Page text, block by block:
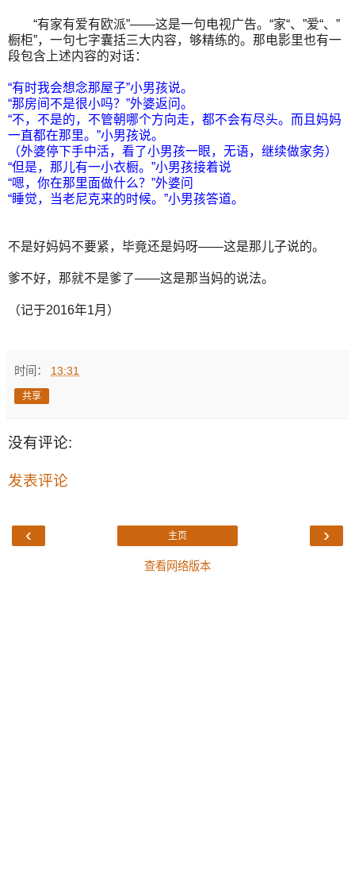
“有家有爱有欧派”——这是一句电视广告。“家“、”爱“、”
橱柜”，一句七字囊括三大内容，够精练的。那电影里也有一
段包含上述内容的对话：
“有时我会想念那屋子”小男孩说。
“那房间不是很小吗？”外婆返问。
“不，不是的，不管朝哪个方向走，都不会有尽头。而且妈妈
一直都在那里。”小男孩说。
（外婆停下手中活，看了小男孩一眼，无语，继续做家务）
“但是，那儿有一小衣橱。”小男孩接着说
“嗯，你在那里面做什么？”外婆问
“睡觉，当老尼克来的时候。”小男孩答道。
不是好妈妈不要紧，毕竟还是妈呀——这是那儿子说的。
爹不好，那就不是爹了——这是那当妈的说法。
（记于2016年1月）
时间： 13:31
共享
没有评论:
发表评论
‹ ›
主页
查看网络版本